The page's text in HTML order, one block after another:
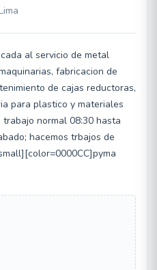
al servicio de metal
fabricacion de
de cajas reductoras,
para plastico y materiales
normal 08:30 hasta
hacemos trbajos de